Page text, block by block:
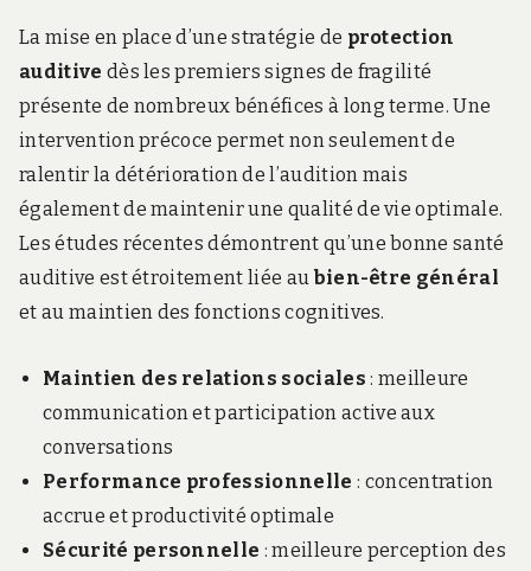
La mise en place d’une stratégie de protection
auditive dès les premiers signes de fragilité
présente de nombreux bénéfices à long terme. Une
intervention précoce permet non seulement de
ralentir la détérioration de l’audition mais
également de maintenir une qualité de vie optimale.
Les études récentes démontrent qu’une bonne santé
auditive est étroitement liée au bien-être général
et au maintien des fonctions cognitives.
Maintien des relations sociales : meilleure
communication et participation active aux
conversations
Performance professionnelle : concentration
accrue et productivité optimale
Sécurité personnelle : meilleure perception des